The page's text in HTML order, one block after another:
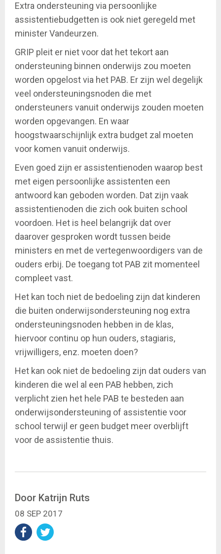
Extra ondersteuning via persoonlijke
assistentiebudgetten is ook niet geregeld met
minister Vandeurzen.
GRIP pleit er niet voor dat het tekort aan
ondersteuning binnen onderwijs zou moeten
worden opgelost via het PAB. Er zijn wel degelijk
veel ondersteuningsnoden die met
ondersteuners vanuit onderwijs zouden moeten
worden opgevangen. En waar
hoogstwaarschijnlijk extra budget zal moeten
voor komen vanuit onderwijs.
Even goed zijn er assistentienoden waarop best
met eigen persoonlijke assistenten een
antwoord kan geboden worden. Dat zijn vaak
assistentienoden die zich ook buiten school
voordoen. Het is heel belangrijk dat over
daarover gesproken wordt tussen beide
ministers en met de vertegenwoordigers van de
ouders erbij. De toegang tot PAB zit momenteel
compleet vast.
Het kan toch niet de bedoeling zijn dat kinderen
die buiten onderwijsondersteuning nog extra
ondersteuningsnoden hebben in de klas,
hiervoor continu op hun ouders, stagiaris,
vrijwilligers, enz. moeten doen?
Het kan ook niet de bedoeling zijn dat ouders van
kinderen die wel al een PAB hebben, zich
verplicht zien het hele PAB te besteden aan
onderwijsondersteuning of assistentie voor
school terwijl er geen budget meer overblijft
voor de assistentie thuis.
Door Katrijn Ruts
08 SEP 2017